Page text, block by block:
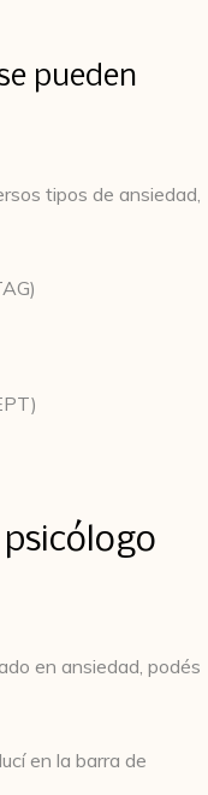
pueden
tipos de ansiedad,
en ansiedad, podés
en la barra de